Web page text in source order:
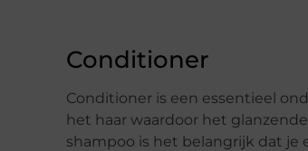
Conditioner
Conditioner is een essentieel
het haar waardoor het
shampoo is het belangrijk dat je